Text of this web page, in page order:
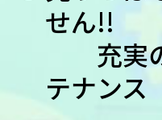
せん!!
充実の
テナンス